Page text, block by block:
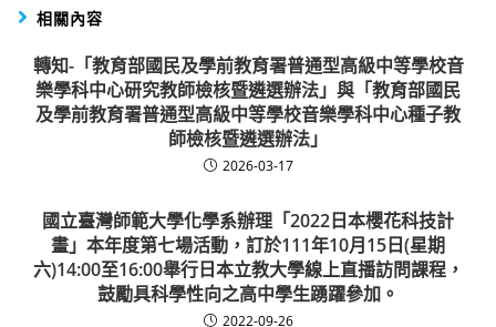
相關內容
轉知-「教育部國民及學前教育署普通型高級中等學校音
樂學科中心研究教師檢核暨遴選辦法」與「教育部國民
及學前教育署普通型高級中等學校音樂學科中心種子教
師檢核暨遴選辦法」
2026-03-17
國立臺灣師範大學化學系辦理「2022日本櫻花科技計
畫」本年度第七場活動，訂於111年10月15日(星期
六)14:00至16:00舉行日本立教大學線上直播訪問課程，
鼓勵具科學性向之高中學生踴躍參加。
2022-09-26